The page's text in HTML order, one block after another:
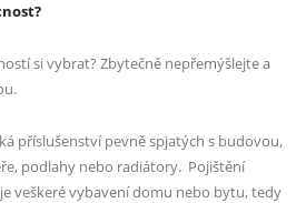
si vybrat? Zbytečně nepřemýšlejte a
příslušenství pevně spjatých s budovou,
podlahy nebo radiátory. Pojištění
veškeré vybavení domu nebo bytu, tedy